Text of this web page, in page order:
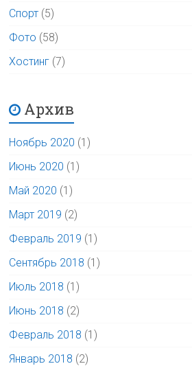
Спорт (5)
Фото (58)
Хостинг (7)
Архив
Ноябрь 2020 (1)
Июнь 2020 (1)
Май 2020 (1)
Март 2019 (2)
Февраль 2019 (1)
Сентябрь 2018 (1)
Июль 2018 (1)
Июнь 2018 (2)
Февраль 2018 (1)
Январь 2018 (2)